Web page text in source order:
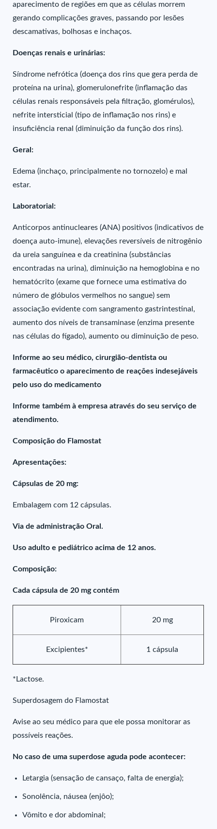
aparecimento de regiões em que as células morrem
gerando complicações graves, passando por lesões
descamativas, bolhosas e inchaços.
Doenças renais e urinárias:
Síndrome nefrótica (doença dos rins que gera perda de
proteína na urina), glomerulonefrite (inflamação das
células renais responsáveis pela filtração, glomérulos),
nefrite intersticial (tipo de inflamação nos rins) e
insuficiência renal (diminuição da função dos rins).
Geral:
Edema (inchaço, principalmente no tornozelo) e mal
estar.
Laboratorial:
Anticorpos antinucleares (ANA) positivos (indicativos de
doença auto-imune), elevações reversíveis de nitrogênio
da ureia sanguínea e da creatinina (substâncias
encontradas na urina), diminuição na hemoglobina e no
hematócrito (exame que fornece uma estimativa do
número de glóbulos vermelhos no sangue) sem
associação evidente com sangramento gastrintestinal,
aumento dos níveis de transaminase (enzima presente
nas células do fígado), aumento ou diminuição de peso.
Informe ao seu médico, cirurgião-dentista ou
farmacêutico o aparecimento de reações indesejáveis
pelo uso do medicamento
Informe também à empresa através do seu serviço de
atendimento.
Composição do Flamostat
Apresentações:
Cápsulas de 20 mg:
Embalagem com 12 cápsulas.
Via de administração Oral.
Uso adulto e pediátrico acima de 12 anos.
Composição:
Cada cápsula de 20 mg contém
Piroxicam 20 mg
Excipientes* 1 cápsula
*Lactose.
Superdosagem do Flamostat
Avise ao seu médico para que ele possa monitorar as
possíveis reações.
No caso de uma superdose aguda pode acontecer:
Letargia (sensação de cansaço, falta de energia);
Sonolência, náusea (enjôo);
Vômito e dor abdominal;